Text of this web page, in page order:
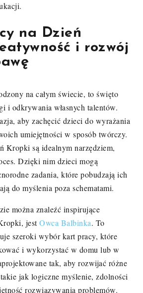
na Dzień
i rozwój
na całym świecie, to święto
i odkrywania własnych talentów.
aby zachęcić dzieci do wyrażania
umiejętności w sposób twórczy.
Kropki są idealnym narzędziem,
Dzięki nim dzieci mogą
zadania, które pobudzają ich
do myślenia poza schematami.
można znaleźć inspirujące
jestOwca Balbinka. To
szeroki wybór kart pracy, które
i wykorzystać w domu lub w
tak, aby rozwijać różne
jak logiczne myślenie, zdolności
rozwiązywania problemów.